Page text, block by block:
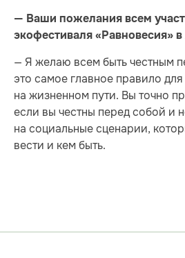
— Ваши пожелания всем
экофестиваля «Равновесия»
— Я желаю всем быть честным
это самое главное правило
на жизненном пути. Вы точно
если вы честны перед собой и
на социальные сценарии,
вести и кем быть.